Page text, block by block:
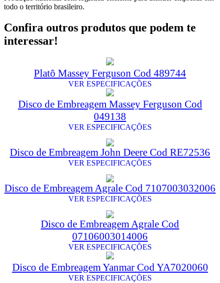
todo o território brasileiro.
Confira outros produtos que podem te
interessar!
Platô Massey Ferguson Cod 489744
VER ESPECIFICAÇÕES
Disco de Embreagem Massey Ferguson Cod
049138
VER ESPECIFICAÇÕES
Disco de Embreagem John Deere Cod RE72536
VER ESPECIFICAÇÕES
Disco de Embreagem Agrale Cod 7107003032006
VER ESPECIFICAÇÕES
Disco de Embreagem Agrale Cod
07106003014006
VER ESPECIFICAÇÕES
Disco de Embreagem Yanmar Cod YA7020060
VER ESPECIFICAÇÕES